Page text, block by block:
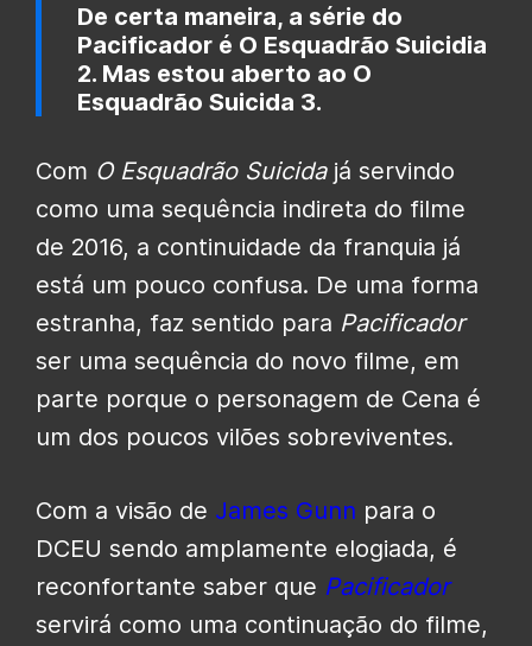
De certa maneira, a série do
Pacificador é O Esquadrão Suicidia
2. Mas estou aberto ao O
Esquadrão Suicida 3.
Com O Esquadrão Suicidajá servindo
como uma sequência indireta do filme
de 2016, a continuidade da franquia já
está um pouco confusa. De uma forma
estranha, faz sentido para Pacificador
ser uma sequência do novo filme, em
parte porque o personagem de Cena é
um dos poucos vilões sobreviventes.
Com a visão de James Gunn para o
DCEU sendo amplamente elogiada, é
reconfortante saber que Pacificador
servirá como uma continuação do filme,